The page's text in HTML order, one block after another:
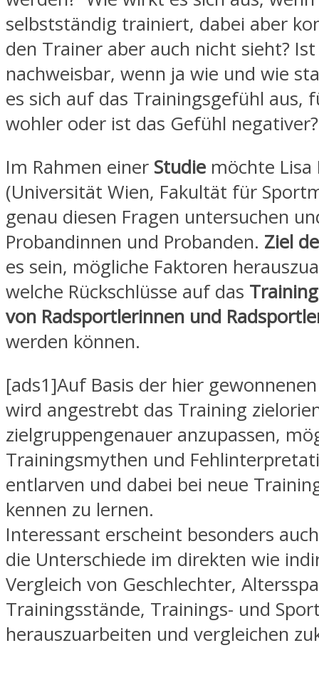
selbstständig trainiert, dabei aber
den Trainer aber auch nicht sieht? Ist
nachweisbar, wenn ja wie und wie
es sich auf das Trainingsgefühl aus,
wohler oder ist das Gefühl negativer?
Im Rahmen einer Studie möchte
(Universität Wien, Fakultät für
genau diesen Fragen untersuchen
Probandinnen und Probanden. Ziel
es sein, mögliche Faktoren
welche Rückschlüsse auf das
von Radsportlerinnen und
werden können.
[ads1]Auf Basis der hier
wird angestrebt das Training
zielgruppengenauer anzupassen,
Trainingsmythen und
entlarven und dabei bei neue
kennen zu lernen.
Interessant erscheint besonders
die Unterschiede im direkten wie
Vergleich von Geschlechter,
Trainingsstände, Trainings- und
herauszuarbeiten und vergleichen